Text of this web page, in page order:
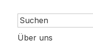
Über uns